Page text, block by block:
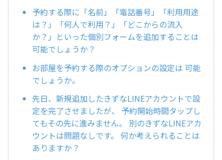
予約する際に「名前」「電話番号」「利用用途
は？」「何人で利用？」「どこからの流入
か？」といった個別フォームを追加することは
可能でしょうか？
お部屋を予約する際のオプションの設定は 可能
でしょうか。
先日、新規追加したきずなLINEアカウントで設
定を完了させましたが、 予約開始時間タップし
てもその先に進みません。 別のきずなLINEアカ
ウントは問題なしです。 何か考えられることは
ありますか？